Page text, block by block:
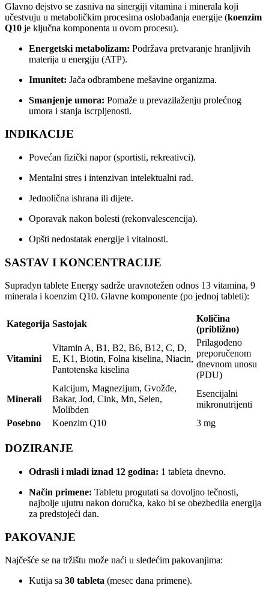
Glavno dejstvo se zasniva na sinergiji vitamina i minerala koji
učestvuju u metaboličkim procesima oslobađanja energije (koenzim
Q10 je ključna komponenta u ovom procesu).
Energetski metabolizam: Podržava pretvaranje hranljivih
materija u energiju (ATP).
Imunitet: Jača odbrambene mešavine organizma.
Smanjenje umora: Pomaže u prevazilaženju prolećnog
umora i stanja iscrpljenosti.
INDIKACIJE
Povećan fizički napor (sportisti, rekreativci).
Mentalni stres i intenzivan intelektualni rad.
Jednolična ishrana ili dijete.
Oporavak nakon bolesti (rekonvalescencija).
Opšti nedostatak energije i vitalnosti.
SASTAV I KONCENTRACIJE
Supradyn tablete Energy sadrže uravnotežen odnos 13 vitamina, 9
minerala i koenzim Q10. Glavne komponente (po jednoj tableti):
Kategorija Sastojak
Količina
(približno)
Vitamini
Vitamin A, B1, B2, B6, B12, C, D,
E, K1, Biotin, Folna kiselina, Niacin,
Pantotenska kiselina
Prilagođeno
preporučenom
dnevnom unosu
(PDU)
Minerali
Kalcijum, Magnezijum, Gvožđe,
Bakar, Jod, Cink, Mn, Selen,
Molibden
Esencijalni
mikronutrijenti
Posebno
Koenzim Q10 3 mg
DOZIRANJE
Odrasli i mladi iznad 12 godina: 1 tableta dnevno.
Način primene: Tabletu progutati sa dovoljno tečnosti,
najbolje ujutru nakon doručka, kako bi se obezbedila energija
za predstojeći dan.
PAKOVANJE
Najčešće se na tržištu može naći u sledećim pakovanjima:
Kutija sa 30 tableta (mesec dana primene).